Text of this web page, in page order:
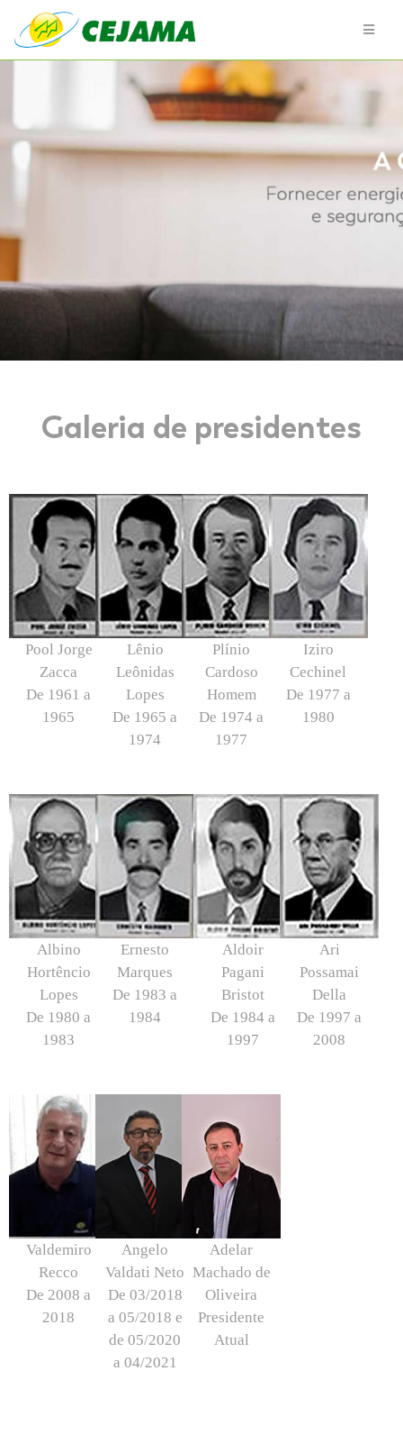
Galeria de presidentes
Pool Jorge
Zacca
De 1961 a
1965
Lênio
Leônidas
Lopes
De 1965 a
1974
Plínio
Cardoso
Homem
De 1974 a
1977
Iziro
Cechinel
De 1977 a
1980
Albino
Hortêncio
Lopes
De 1980 a
1983
Ernesto
Marques
De 1983 a
1984
Aldoir
Pagani
Bristot
De 1984 a
1997
Ari
Possamai
Della
De 1997 a
2008
Valdemiro
Recco
De 2008 a
2018
Angelo
Valdati Neto
De 03/2018
a 05/2018 e
de 05/2020
a 04/2021
Adelar
Machado de
Oliveira
Presidente
Atual